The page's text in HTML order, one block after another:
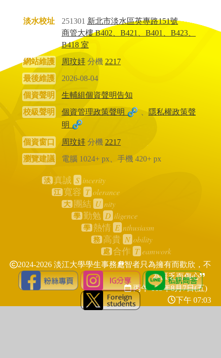
淡水校址 251301 新北市淡水區英專路151號
商管大樓 B402、B421、B401、B423、
B418 室
網站維護
周玟妦分機 2217
最後維護
2026-08-04
個資聲明
生輔組個資聲明告知
校級聲明
個資管理政策聲明 、
隱私權政策聲
明
個資窗口 周玟妦分機 2217
瀏覽建議
電腦 1024+ px、手機 420+ px
淡 真誠 S incerity
江 寬容 T olerance
大 團結 U nity
學 勤勉 D iligence
學 熱情 E nthusiasm
務 高貴 N obility
處 合作 T eamwork
2024-2026 淡江大學學生事務處智者只為擁有而歡欣，不
為匱乏而傷心
丙午 115年8月7日(五)
下午 07:03